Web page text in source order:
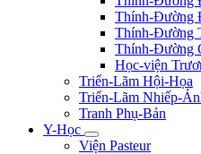
Thính-Đường
Thính-Đường
Thính-Đường
Học-viện
Triển-Lãm Hội-Họa
Triển-Lãm Nhiếp-
Tranh Phụ-Bản
Y-Học
Viện Pasteur